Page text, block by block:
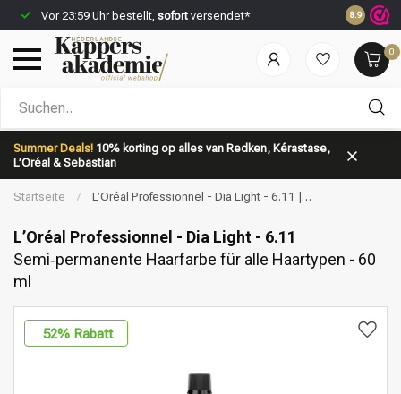
Vor 23:59 Uhr bestellt, sofort versendet* 8.9
0
Summer Deals! 10% korting op alles van Redken, Kérastase,
L’Oréal & Sebastian
Nach welcher Kategorie suchst du?
Startseite /
L’Oréal Professionnel - Dia Light - 6.11 |
L’Oréal Professionnel - Dia Light - 6.11
Semi‑permanente Haarfarbe für alle Haartypen - 60
ml
52% Rabatt